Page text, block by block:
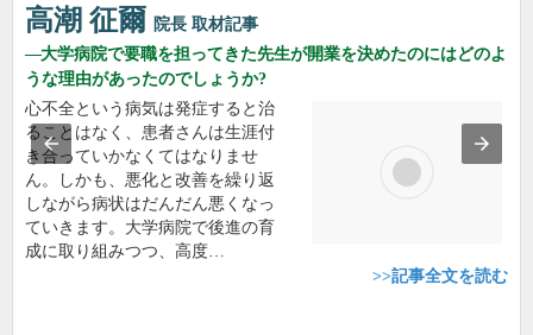
高潮 征爾 院長 取材記事
大学病院で要職を担ってきた先生が開業を決めたのにはどのよ
うな理由があったのでしょうか?
心不全という病気は発症すると治
ることはなく、患者さんは生涯付
き合っていかなくてはなりませ
ん。しかも、悪化と改善を繰り返
しながら病状はだんだん悪くなっ
ていきます。大学病院で後進の育
成に取り組みつつ、高度…
>>記事全文を読む